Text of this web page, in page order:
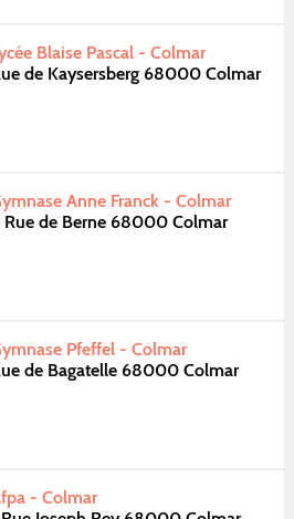
Blaise Pascal - Colmar
de Kaysersberg 68000 Colmar
Anne Franck - Colmar
Rue de Berne 68000 Colmar
Pfeffel - Colmar
de Bagatelle 68000 Colmar
- Colmar